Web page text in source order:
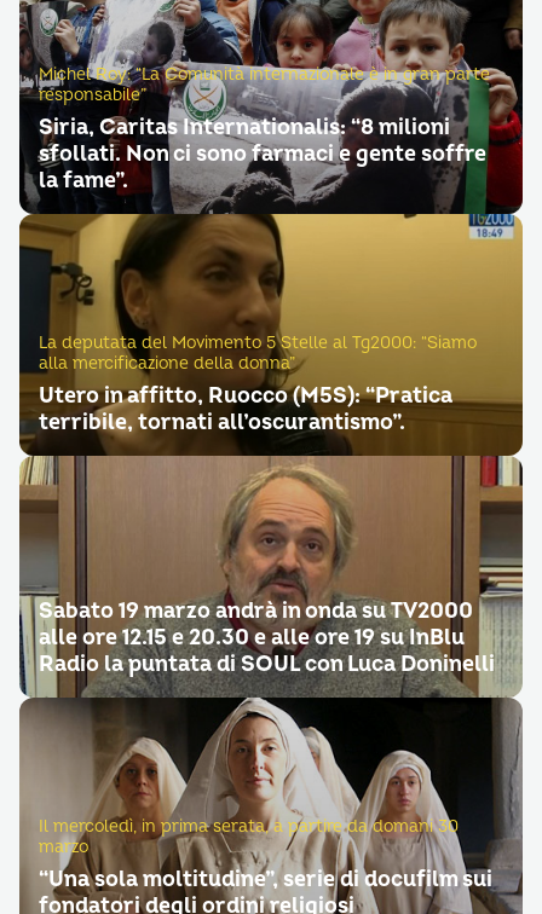
Michel Roy: “La Comunità internazionale è in gran parte
responsabile”
Siria, Caritas Internationalis: “8 milioni
sfollati. Non ci sono farmaci e gente soffre
la fame”.
La deputata del Movimento 5 Stelle al Tg2000: “Siamo
alla mercificazione della donna”
Utero in affitto, Ruocco (M5S): “Pratica
terribile, tornati all’oscurantismo”.
Sabato 19 marzo andrà in onda su TV2000
alle ore 12.15 e 20.30 e alle ore 19 su InBlu
Radio la puntata di SOUL con Luca Doninelli
Il mercoledì, in prima serata, a partire da domani 30
marzo
“Una sola moltitudine”, serie di docufilm sui
fondatori degli ordini religiosi